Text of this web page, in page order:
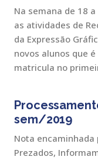
Na semana de 18
as atividades de
da Expressão
novos alunos que
matricula no
sem/2019
Nota encaminhada
Prezados,